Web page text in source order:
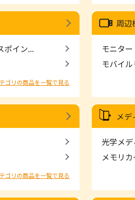
ポイン...
ゴリの商品を一覧で見る
周辺
モニター
モバイ
ゴリの商品を一覧で見る
メ
光学メ
メモリ